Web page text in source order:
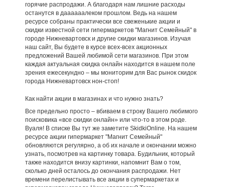
горячие распродажи. А благодаря нам лишние расходы
останутся в даааааалеком прошлом. Ведь на нашем
ресурсе собраны практически все свеженькие акции и
скидки известной сети гипермаркетов "Магнит Семейный" в
городе Нижневартовск и другие скидки магазинов. Изучая
наш сайт, Вы будете в курсе всех-всех акционных
предложений Вашей любимой сети магазинов. При этом
каждая актуальная скидка онлайн находится в нашем поле
зрения ежесекундно – мы мониторим для Вас рынок скидок
города Нижневартовск нон-стоп!
Как найти акции в магазинах и что нужно знать?
Все предельно просто – вбиваем в строку Вашего любимого
поисковика «все скидки онлайн» или что-то в этом роде.
Вуаля! В списке Вы тут же заметите SkidkiOnline. На нашем
ресурсе акции гипермаркет "Магнит Семейный"
обновляются регулярно, а об их начале и окончании можно
узнать, посмотрев на картинку товара. Будильник, который
также находится внизу картинки, напомнит Вам о том,
сколько дней осталось до окончания распродажи. Нет
времени перелистывать все акции в супермаркетах и